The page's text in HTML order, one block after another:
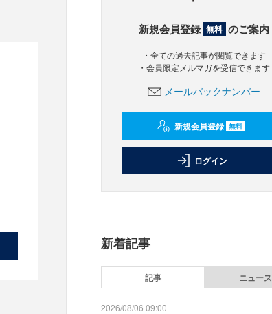
新規会員登録 無料 のご案内
・全ての過去記事が閲覧できます
・会員限定メルマガを受信できます
メールバックナンバー
新規会員登録 無料
ログイン
新着記事
記事 ニュース
2026/08/06 09:00